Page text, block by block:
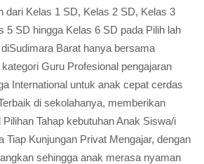
dari Kelas 1 SD, Kelas 2 SD, Kelas 3
5 SD hingga Kelas 6 SD pada Pilih lah
Barat hanya bersama
Guru Profesional pengajaran
International untuk anak cepat cerdas
di sekolahanya, memberikan
Tahap kebutuhan Anak Siswa/i
Tiap Kunjungan Privat Mengajar, dengan
sehingga anak merasa nyaman